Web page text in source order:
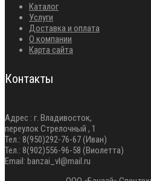
Каталог
Услуги
Доставка и оплата
О компании
Карта сайта
Контакты
Адрес : г. Владивосток,
переулок Стрелочный , 1
Тел.: 8(950)292-76-67 (Иван)
Тел.: 8(902)556-96-58 (Виолетта)
Email: banzai_vl@mail.ru